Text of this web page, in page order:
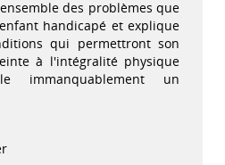
des problèmes que
handicapé et explique
qui permettront son
à l'intégralité physique
immanquablement un